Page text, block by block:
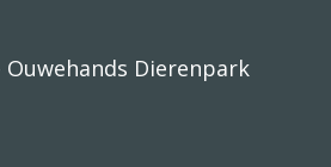
Ouwehands Dierenpark